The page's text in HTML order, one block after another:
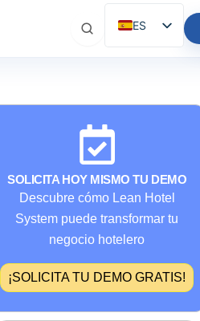
ES
EN
FR
SOLICITA HOY MISMO TU DEMO
Descubre cómo Lean Hotel
System puede transformar tu
negocio hotelero
¡SOLICITA TU DEMO GRATIS!